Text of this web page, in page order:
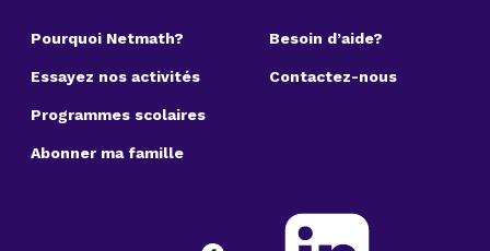
Pourquoi Netmath?
Essayez nos activités
Programmes scolaires
Abonner ma famille
Besoin d’aide?
Contactez-nous